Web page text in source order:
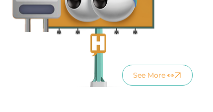
See More 👀